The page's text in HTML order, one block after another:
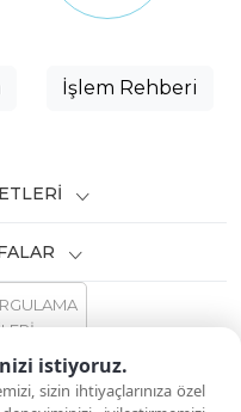
istiyoruz.
sizin ihtiyaçlarınıza özel
İşlem Rehberi